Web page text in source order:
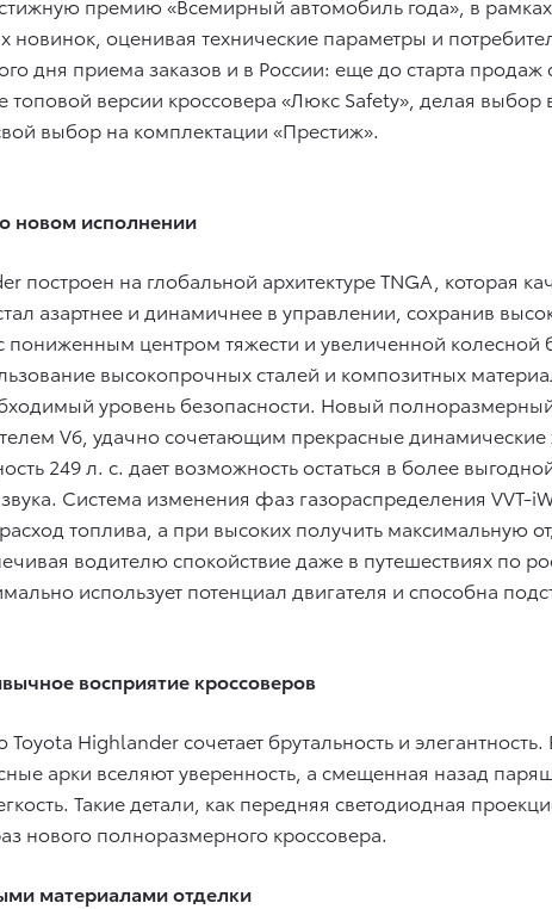
премию «Всемирный автомобиль года», в
оценивая технические параметры и
дня приема заказов и в России: еще до старта
топовой версии кроссовера «Люкс Safety», делая
выбор на комплектации «Престиж».
новом исполнении
на глобальной архитектуре TNGA, которая
азартнее и динамичнее в управлении, сохранив
центром тяжести и увеличенной колесной
высокопрочных сталей и композитных
уровень безопасности. Новый
V6, удачно сочетающим прекрасные динамические
249 л. с. дает возможность остаться в более
звука. Система изменения фаз газораспределения
топлива, а при высоких получить максимальную
водителю спокойствие даже в путешествиях по
использует потенциал двигателя и способна
восприятие кроссоверов
Highlander сочетает брутальность и
арки вселяют уверенность, а смещенная назад
Такие детали, как передняя светодиодная
нового полноразмерного кроссовера.
материалами отделки